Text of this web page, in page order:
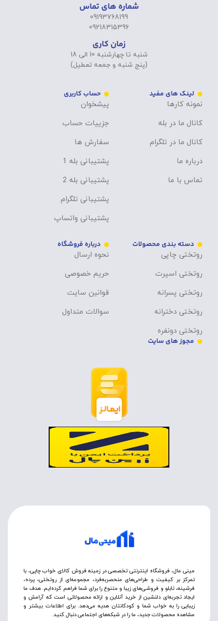
شماره های تماس
09193768199
09218315396
زمان کاری
شنبه تا چهارشنبه 10 الی 18
(پنج شنبه و جمعه تعطیل)
لینک های مفید
نمونه کارها
کانال ما در بله
کانال ما در تلگرام
درباره ما
تماس با ما
حساب کاربری
پیشخوان
جزییات حساب
سفارش ها
پشتیبانی بله 1
پشتیبانی بله 2
پشتیبانی تلگرام
پشتیبانی واتساپ
دسته بندی محصولات
روتختی چاپی
روتختی اسپرت
روتختی پسرانه
روتختی دخترانه
روتختی دونفره
درباره فروشگاه
نحوه ارسال
حریم خصوصی
قوانین سایت
سوالات متداول
مجوز های سایت
مینی مال، فروشگاه اینترنتی تخصصی در زمینه فروش کالای خواب چاپی، با
تمرکز بر کیفیت و طراحی‌های منحصربه‌فرد، مجموعه‌ای از روتختی‌، پرده،
فرشینه، تابلو و فروشی‌های زیبا و متنوع را برای شما فراهم کرده‌ایم. هدف ما
ایجاد تجربه‌ای دلنشین از خرید آنلاین و ارائه محصولاتی است که آرامش و
زیبایی را به خواب شما و کودکانتان هدیه می‌دهد. برای اطلاعات بیشتر و
مشاهده محصولات جدید، ما را در شبکه‌های اجتماعی دنبال کنید.